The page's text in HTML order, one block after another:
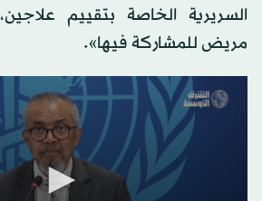
السريرية الخاصة بتقييم
مريض للمشاركة فيها».